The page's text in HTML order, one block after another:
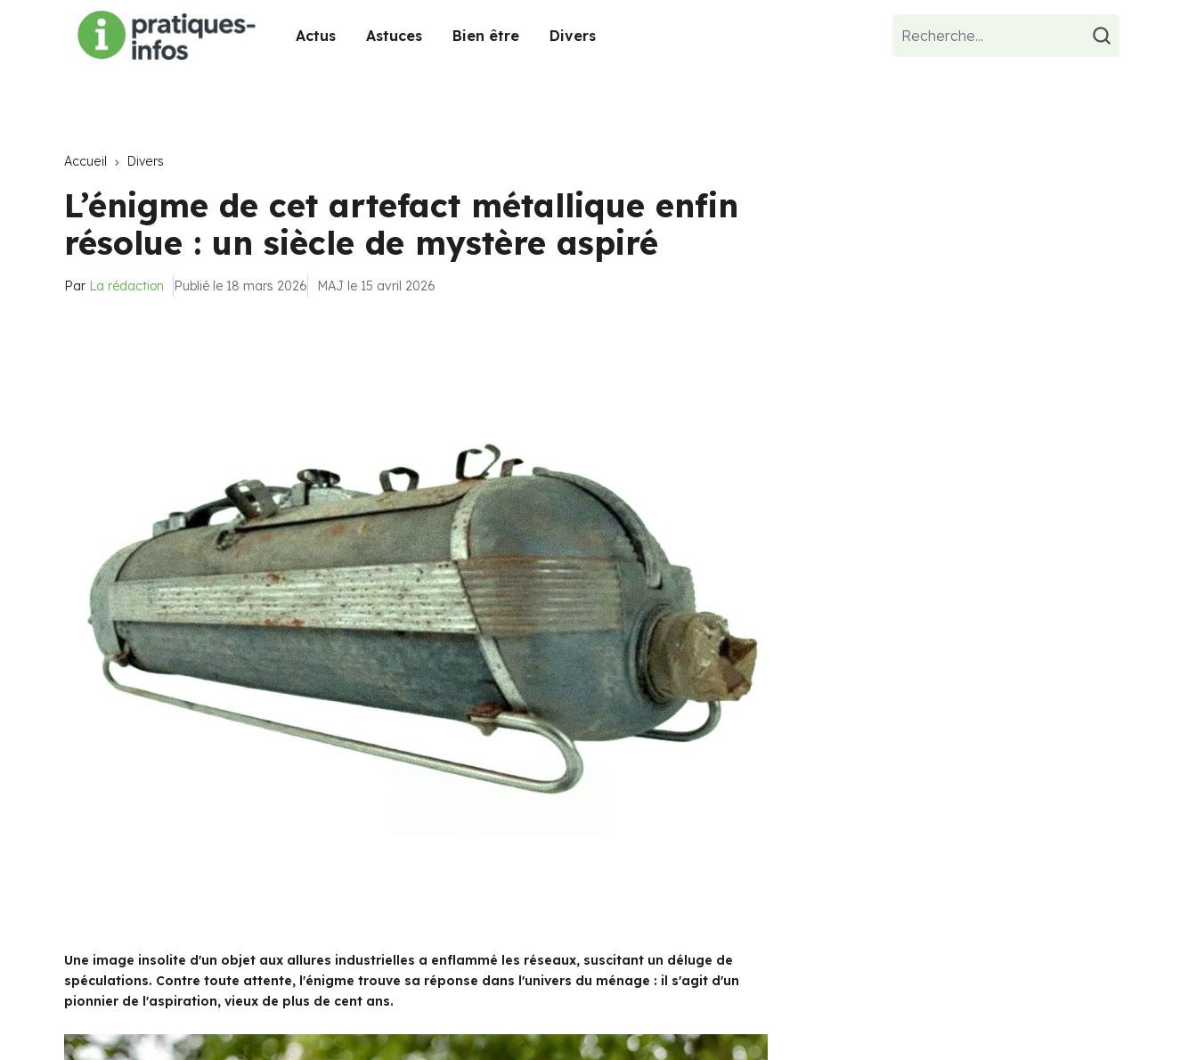
Actus Astuces Bien être Divers
Accueil Divers
L’énigme de cet artefact métallique enfin
résolue : un siècle de mystère aspiré
Par La rédaction Publié le 18 mars 2026 MAJ le 15 avril 2026
Une image insolite d'un objet aux allures industrielles a enflammé les réseaux, suscitant un déluge de
spéculations. Contre toute attente, l'énigme trouve sa réponse dans l'univers du ménage : il s'agit d'un
pionnier de l'aspiration, vieux de plus de cent ans.